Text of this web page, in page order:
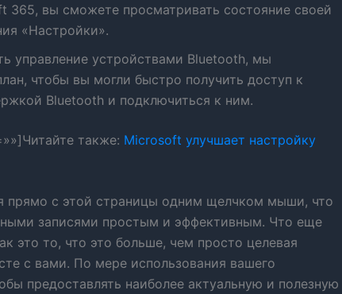
365, вы сможете просматривать состояние своей
«Настройки».
управление устройствами Bluetooth, мы
чтобы вы могли быстро получить доступ к
Bluetooth и подключиться к ним.
также: Microsoft улучшает настройку
прямо с этой страницы одним щелчком мыши, что
записями простым и эффективным. Что еще
это то, что это больше, чем просто целевая
с вами. По мере использования вашего
предоставлять наиболее актуальную и полезную